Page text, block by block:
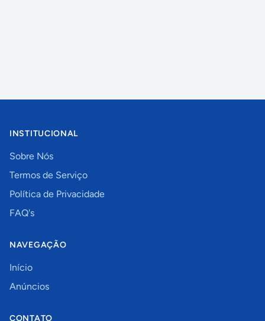
INSTITUCIONAL
Sobre Nós
Termos de Serviço
Política de Privacidade
FAQ's
NAVEGAÇÃO
Início
Anúncios
CONTATO